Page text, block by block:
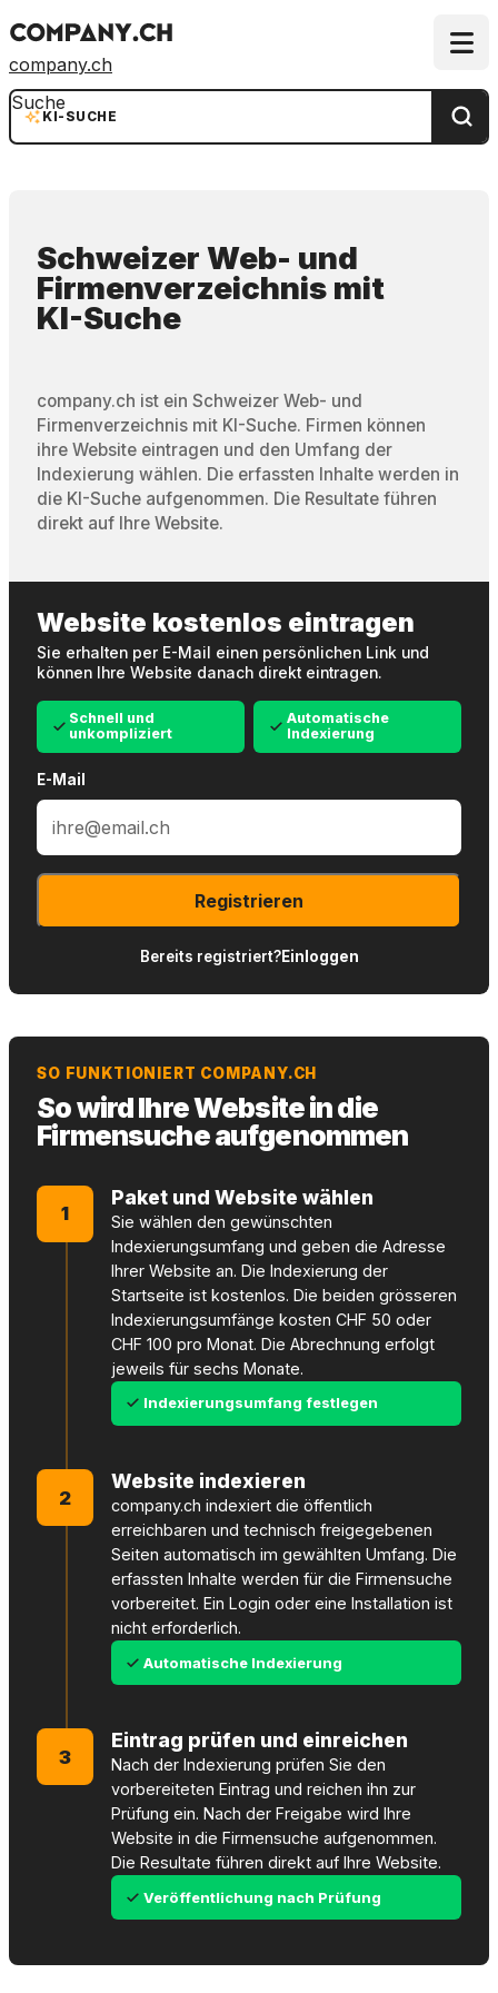
company.ch
KI-SUCHE
Suche
Schweizer Web- und
Firmenverzeichnis mit
KI-Suche
company.ch ist ein Schweizer Web- und
Firmenverzeichnis mit KI-Suche. Firmen können
ihre Website eintragen und den Umfang der
Indexierung wählen. Die erfassten Inhalte werden in
die KI-Suche aufgenommen. Die Resultate führen
direkt auf Ihre Website.
Website kostenlos eintragen
Sie erhalten per E-Mail einen persönlichen Link und
können Ihre Website danach direkt eintragen.
Schnell und
unkompliziert
Automatische
Indexierung
E-Mail
Registrieren
Bereits registriert?Einloggen
SO FUNKTIONIERT COMPANY.CH
So wird Ihre Website in die
Firmensuche aufgenommen
1
Paket und Website wählen
Sie wählen den gewünschten
Indexierungsumfang und geben die Adresse
Ihrer Website an. Die Indexierung der
Startseite ist kostenlos. Die beiden grösseren
Indexierungsumfänge kosten CHF 50 oder
CHF 100 pro Monat. Die Abrechnung erfolgt
jeweils für sechs Monate.
Indexierungsumfang festlegen
2
Website indexieren
company.ch indexiert die öffentlich
erreichbaren und technisch freigegebenen
Seiten automatisch im gewählten Umfang. Die
erfassten Inhalte werden für die Firmensuche
vorbereitet. Ein Login oder eine Installation ist
nicht erforderlich.
Automatische Indexierung
3
Eintrag prüfen und einreichen
Nach der Indexierung prüfen Sie den
vorbereiteten Eintrag und reichen ihn zur
Prüfung ein. Nach der Freigabe wird Ihre
Website in die Firmensuche aufgenommen.
Die Resultate führen direkt auf Ihre Website.
Veröffentlichung nach Prüfung